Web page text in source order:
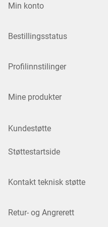
Min konto
Bestillingsstatus
Profilinnstilinger
Mine produkter
Kundestøtte
Støttestartside
Kontakt teknisk støtte
Retur- og Angrerett